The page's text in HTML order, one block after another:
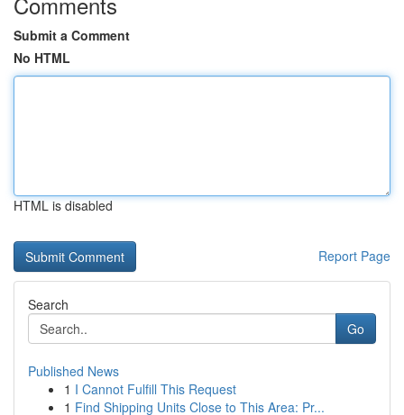
Submit a Comment
No HTML
HTML is disabled
Report Page
Search
Go
Published News
1 I Cannot Fulfill This Request
1 Find Shipping Units Close to This Area: Pr...